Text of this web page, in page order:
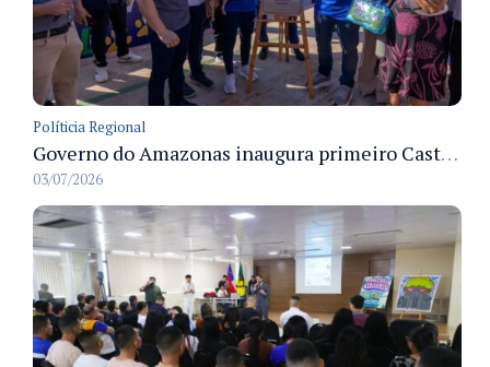
Políticia Regional
Governo do Amazonas inaugura primeiro Castramóvel Fluvial para atendimento veterinário às comunidades ribeirinhas e castração gratuita
03/07/2026